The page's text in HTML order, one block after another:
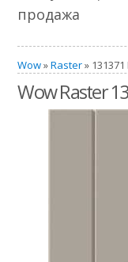
продажа
Wow»Raster»
Wow Raster